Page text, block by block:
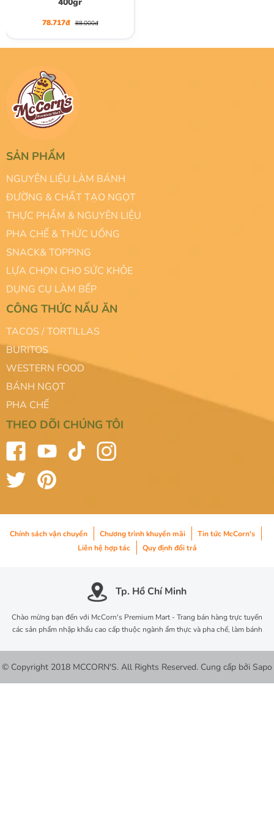
78.717đ 88.000đ
SẢN PHẨM
NGUYÊN LIỆU LÀM BÁNH
ĐƯỜNG & CHẤT TẠO NGỌT
THỰC PHẨM & NGUYÊN LIỆU
PHA CHẾ & THỨC UỐNG
SNACK& TOPPING
LỰA CHỌN CHO SỨC KHỎE
DỤNG CỤ LÀM BẾP
CÔNG THỨC NẤU ĂN
TACOS / TORTILLAS
BURITOS
WESTERN FOOD
BÁNH NGỌT
PHA CHẾ
THEO DÕI CHÚNG TÔI
Chính sách vận chuyển Chương trình khuyến mãi
Tin tức McCorn's
Liên hệ hợp tác
Quy định đổi trả
Tp. Hồ Chí Minh
Chào mừng bạn đến với McCorn's Premium Mart - Trang bán hàng trực tuyến
các sản phẩm nhập khẩu cao cấp thuộc ngành ẩm thực và pha chế, làm bánh
© Copyright 2018 MCCORN'S. All Rights Reserved. Cung cấp bởi Sapo